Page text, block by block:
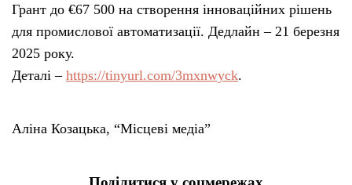
Грант до €67 500 на створення інноваційних рішень
для промислової автоматизації. Дедлайн – 21 березня
2025 року.
Деталі – https://tinyurl.com/3mxnwyck.
Аліна Козацька, “Місцеві медіа”